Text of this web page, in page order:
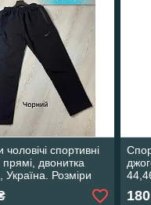
спортивні
двонитка
Україна. Розміри
180